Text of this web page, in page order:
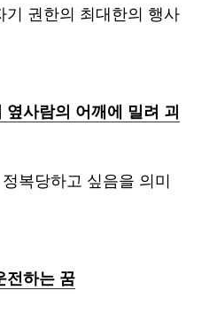
기 권한의 최대한의 행사
사람의 어깨에 밀려 괴
복당하고 싶음을 의미
전하는 꿈